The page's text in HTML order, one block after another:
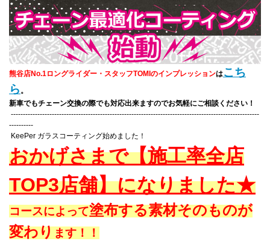
熊谷店No.1ロングライダー・スタッフTOMIのインプレッションはこち
ら 。
新車でもチェーン交換の際でも対応出来ますのでお気軽にご相談ください！
-------------------------------------------------------------------------------------------------------
----------
KeePer ガラスコーティング始めました！
おかげさまで【施工率全店
TOP3店舗】になりました★
コースによって塗布する素材そのものが
変わります！！